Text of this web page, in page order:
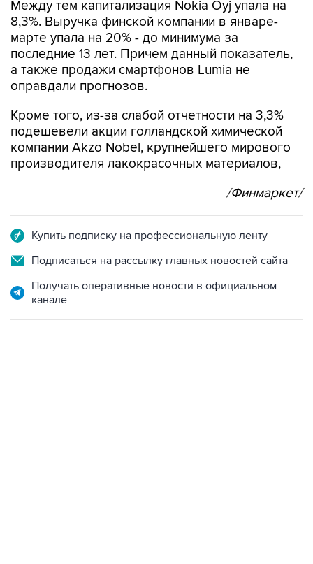
марте упала на 20% - до минимума за
последние 13 лет. Причем данный показатель,
а также продажи смартфонов Lumia не
оправдали прогнозов.
Кроме того, из-за слабой отчетности на 3,3%
компании Akzo Nobel, крупнейшего мирового
производителя лакокрасочных материалов,
/Финмаркет/
Подписаться на рассылку главных новостей сайта
Получать оперативные новости в официальном